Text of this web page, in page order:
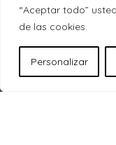
“Aceptar todo”
de las cookies.
Personalizar
Campo:943720312
Oficina:943721928